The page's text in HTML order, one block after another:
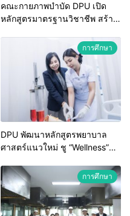
คณะกายภาพบำบัด DPU เปิด
หลักสูตรมาตรฐานวิชาชีพ สร้าง
ประกอบการอุตสาหกรรมสุขภาพ
การศึกษา
DPU พัฒนาหลักสูตรพยาบาล
ศาสตร์แนวใหม่ ชู “Wellness”
สังคมสุขภาพยุคใหม่
การศึกษา